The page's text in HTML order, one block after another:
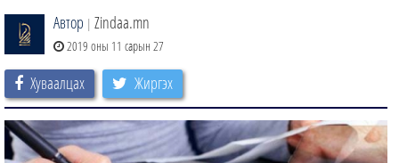
Автор | Zindaa.mn
2019 оны 11 сарын 27
Хуваалцах Жиргэх